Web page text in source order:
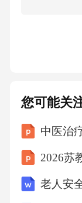
您可能关
中医治
2026苏
老人安